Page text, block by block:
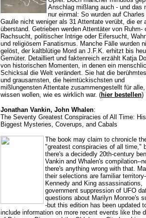
Anschlag mißlang auch - und das
nur einmal: So wurden auf Charles
Gaulle nicht weniger als 31 Attentate verübt, die er
überstand. Getrieben werden Attentäter von Ruhm-
Rachsucht, politischer Intrige oder Eifersucht,
und religiösem Fanatismus. Manche Fälle wurden
gelöst, der kaltblütige Mord an J.F.K. erhitzt bis
Gemüter. Detailliert und faktenreich erzählt Katja
von historischen Momenten, in denen ein
Schicksal die Welt verändert. Sie hat die
und grausamsten, die heimtückischsten und
mißlungensten Attentate zusammengestellt für
wissen wollen, wie es wirklich war. (hier bestellen)
Jonathan Vankin, John Whalen:
The Seventy Greatest Conspiracies of All Time:
Biggest Mysteries, Coverups, and Cabals
The book may claim to chronicle
"greatest conspiracies of all time,"
there's a decidedly 20th-century
Vankin and Whalen's compilation--
there's anything wrong with that.
their selections are familiar
Kennedy and King assassinations,
government suppression of UFO
questions about Marilyn Monroe's
-but this edition has been updated
include information on more recent events like the